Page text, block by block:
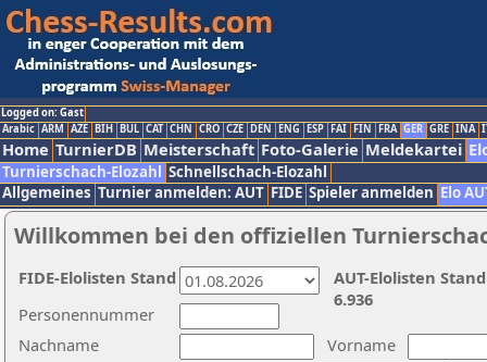
Logged on: Gast
Arabic ARM AZE BIH BUL CAT CHN CRO CZE DEN ENG ESP FAI FIN FRA GER GRE INA
Home TurnierDB Meisterschaft Foto-Galerie Meldekartei
Turnierschach-Elozahl Schnellschach-Elozahl
Allgemeines Turnier anmelden: AUT FIDE Spieler anmelden Elo
Willkommen bei den offiziellen
Nachname
Vorname
Personennummer
AUT-Elolisten
6.936
FIDE-Elolisten Stand